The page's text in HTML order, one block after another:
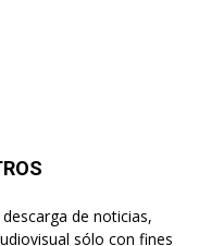
de noticias,
sólo con fines